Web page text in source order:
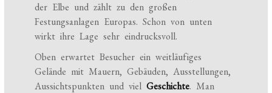
der Elbe und zählt zu den großen
Festungsanlagen Europas. Schon von unten
wirkt ihre Lage sehr eindrucksvoll.
Oben erwartet Besucher ein weitläufiges
Gelände mit Mauern, Gebäuden, Ausstellungen,
Aussichtspunkten und vielGeschichte. Man